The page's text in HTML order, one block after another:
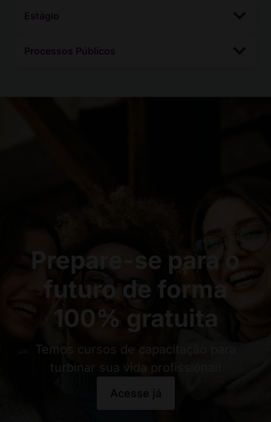
Estágio
Processos Públicos
Prepare-se para o
futuro de forma
100% gratuita
Temos cursos de capacitação para
turbinar sua vida profissional!
Acesse já